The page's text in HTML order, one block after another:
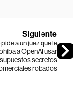
Siguiente
a un juez que le
a OpenAI usar
supuestos secretos
robados